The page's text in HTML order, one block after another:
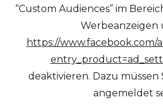
“Custom Audiences” im
Werbeanzeigen
https://www.facebook.com/
deaktivieren. Dazu müssen
angemeldet